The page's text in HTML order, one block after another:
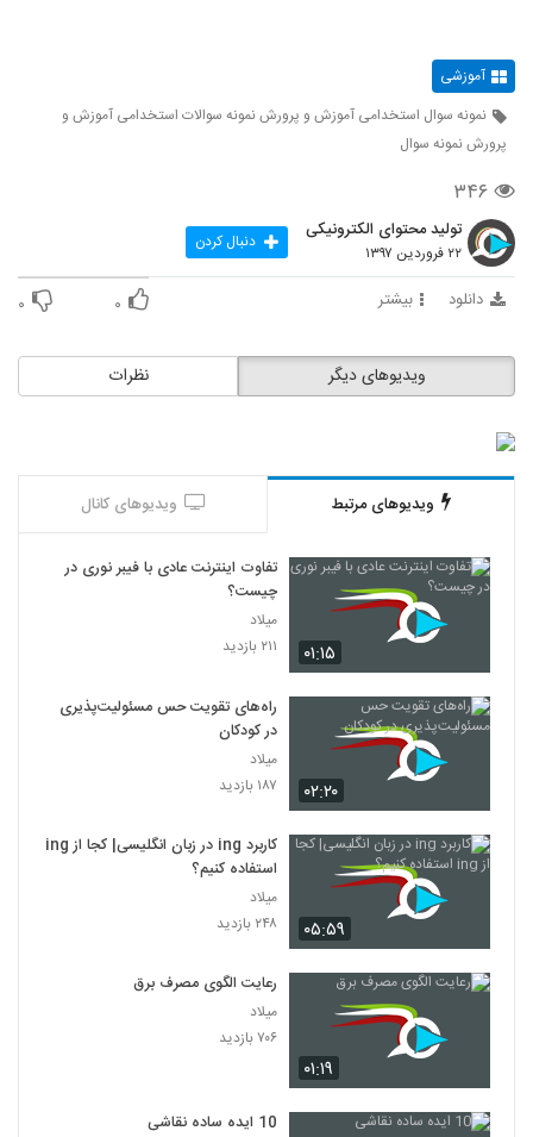
آموزشی
نمونه سوال استخدامی آموزش و پرورش نمونه سوالات استخدامی آموزش و
پرورش نمونه سوال
۳۴۶
تولید محتوای الکترونیکی
۲۲ فروردین ۱۳۹۷ دنبال کردن
دانلود بیشتر ۰ ۰
نظرات ویدیوهای دیگر
ویدیوهای مرتبط ویدیوهای کانال
۰۱:۱۵
تفاوت اینترنت عادی با فیبر نوری در
چیست؟
میلاد
۲۱۱ بازدید
۰۲:۲۰
راه‌های تقویت حس مسئولیت‌پذیری
در کودکان
میلاد
۱۸۷ بازدید
۰۵:۵۹
کاربرد ing در زبان انگلیسی| کجا از ing
استفاده کنیم؟
میلاد
۲۴۸ بازدید
۰۱:۱۹
رعایت الگوی مصرف برق
میلاد
۷۰۶ بازدید
10 ایده ساده نقاشی